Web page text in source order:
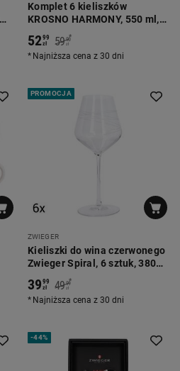
Komplet 6 kieliszków
KROSNO HARMONY, 550 ml,
do koniaku
5299
zł 59 90
zł
*
Najniższa cena z 30 dni
PROMOCJA
ZWIEGER
Kieliszki do wina czerwonego
Zwieger Spiral, 6 sztuk, 380
ml, transparentne
3999
zł 49 99
zł
*
Najniższa cena z 30 dni
-44%